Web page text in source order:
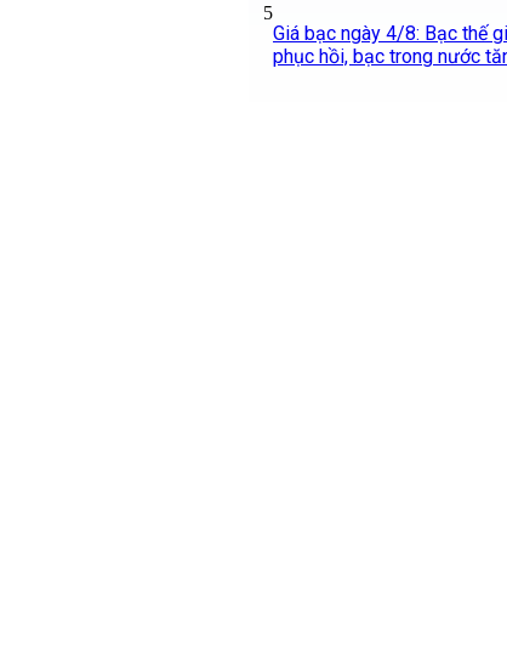
5
Giá bạc ngày 4/8: Bạc thế
phục hồi, bạc trong nước